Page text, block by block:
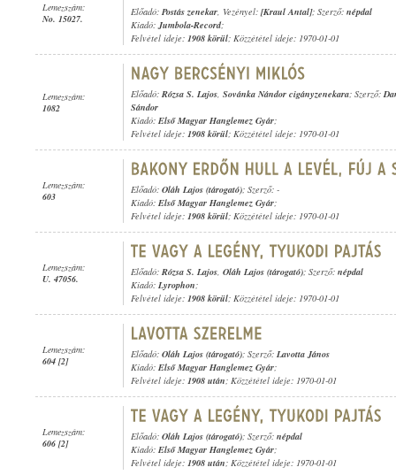
Lemezszám:
No. 15027.
Előadó: Postás zenekar, Vezényel: [Kraul Antal]; Szerző: népdal
Kiadó:Jumbola-Record;
Felvétel ideje: 1908 körül; Közzététel ideje: 1970-01-01
Lemezszám:
1082
Előadó: Rózsa S. Lajos, Sovánka Nándor cigányzenekara; Szerző:
Sándor
Kiadó: Első Magyar Hanglemez Gyár;
Felvétel ideje: 1908 körül; Közzététel ideje: 1970-01-01
Lemezszám:
603
Előadó: Oláh Lajos (tárogató); Szerző: -
Kiadó: Első Magyar Hanglemez Gyár;
Felvétel ideje: 1908 körül; Közzététel ideje: 1970-01-01
Lemezszám:
U. 47056.
Előadó: Rózsa S. Lajos, Oláh Lajos (tárogató); Szerző: népdal
Kiadó: Lyrophon;
Felvétel ideje: 1908 körül; Közzététel ideje: 1970-01-01
Lemezszám:
604 [2]
Előadó: Oláh Lajos (tárogató); Szerző: Lavotta János
Kiadó: Első Magyar Hanglemez Gyár;
Felvétel ideje: 1908 után; Közzététel ideje: 1970-01-01
Lemezszám:
606 [2]
Előadó: Oláh Lajos (tárogató); Szerző: népdal
Kiadó: Első Magyar Hanglemez Gyár;
Felvétel ideje: 1908 után; Közzététel ideje: 1970-01-01